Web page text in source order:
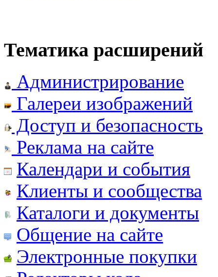
Тематика расширений
Администрирование
Галереи изображений
Доступ и безопасность
Реклама на сайте
Календари и события
Клиенты и сообщества
Каталоги и документы
Общение на сайте
Электронные покупки